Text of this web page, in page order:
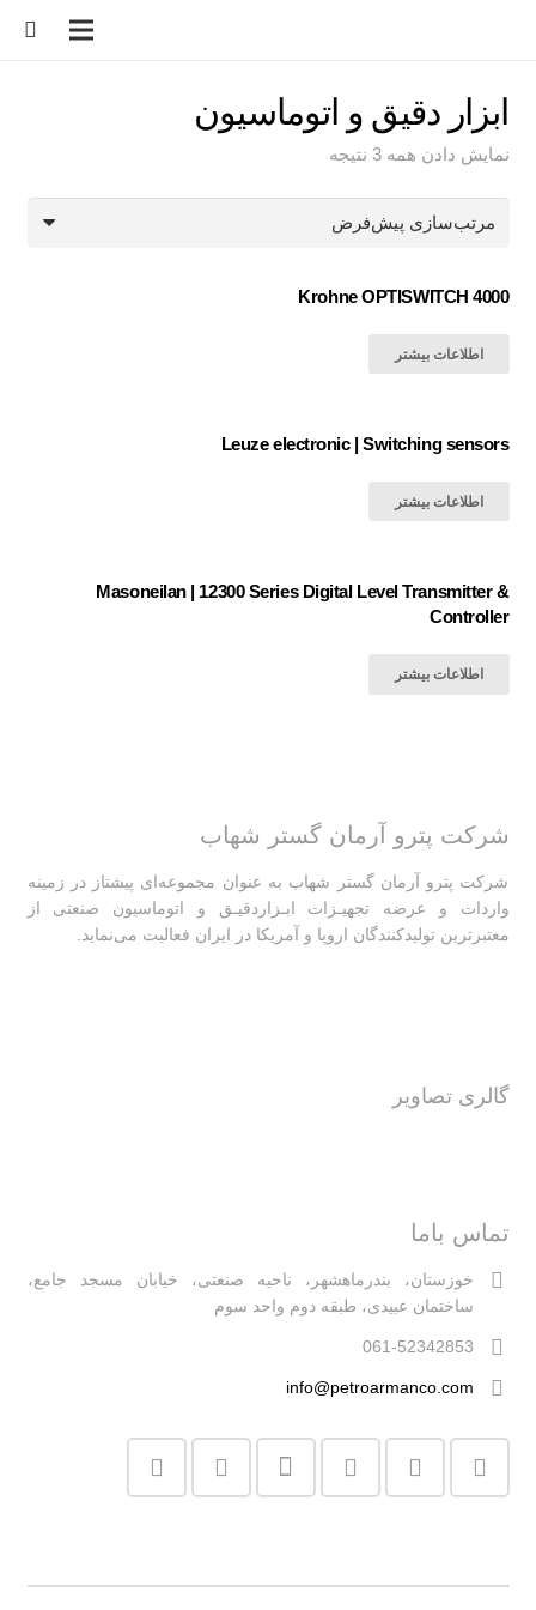
ابزار دقیق و اتوماسیون
نمایش دادن همه 3 نتیجه
Krohne OPTISWITCH 4000
اطلاعات بیشتر
Leuze electronic | Switching sensors
اطلاعات بیشتر
Masoneilan | 12300 Series Digital Level Transmitter &
Controller
اطلاعات بیشتر
شرکت پترو آرمان گستر شهاب
شرکت پترو آرمان گستر شهاب به عنوان مجموعه‌ای پیشتاز در زمینه
واردات و عرضه تجهیـزات ابـزاردقیـق و اتوماسیون صنعتی از
معتبرترین تولیدکنندگان اروپا و آمریکا در ایران فعالیت‌‌ می‌نماید.
گالری تصاویر
تماس باما
خوزستان، بندرماهشهر، ناحیه صنعتی، خیابان مسجد جامع،
ساختمان عبیدی، طبقه دوم واحد سوم
061-52342853
info@petroarmanco.com